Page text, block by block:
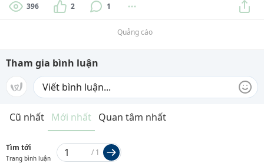
396 2 1
Quảng cáo
Tham gia bình luận
Cũ nhất Mới nhất Quan tâm nhất
Tìm tới
Trang bình luận
/ 1